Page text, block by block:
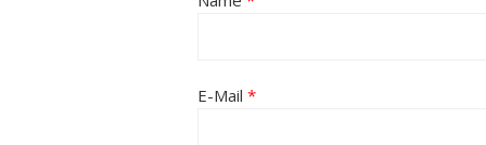
E-Mail *